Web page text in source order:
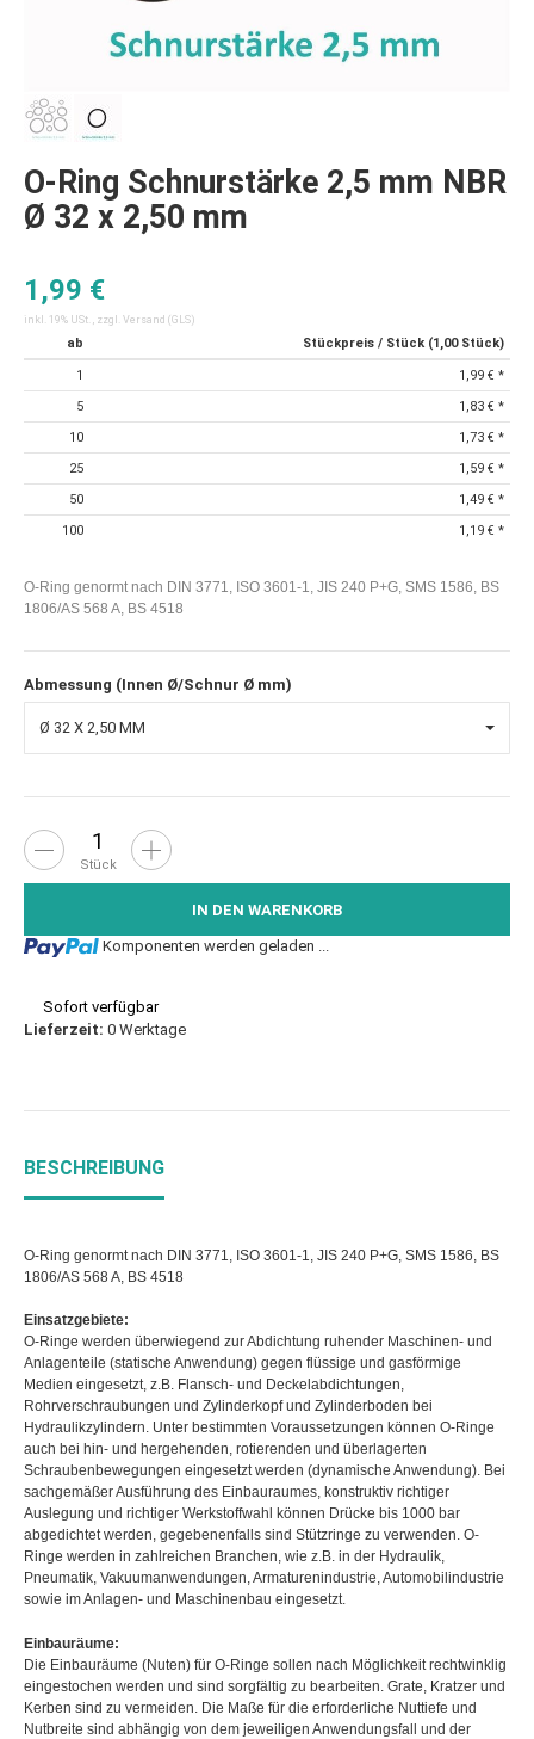
O-Ring Schnurstärke 2,5 mm NBR
Ø 32 x 2,50 mm
1,99 €
inkl. 19% USt. , zzgl. Versand (GLS)
ab Stückpreis / Stück (1,00 Stück)
1 1,99 € *
5
1,83 € *
10
1,73 € *
25
1,59 € *
50
1,49 € *
100
1,19 € *
O-Ring genormt nach DIN 3771, ISO 3601-1, JIS 240 P+G, SMS 1586, BS
1806/AS 568 A, BS 4518
Abmessung (Innen Ø/Schnur Ø mm)
Ø 32 X 2,50 MM
Stück
IN DEN WARENKORB
Loading...
Komponenten werden geladen ...
Sofort verfügbar
Lieferzeit: 0 Werktage
BESCHREIBUNG
O-Ring genormt nach DIN 3771, ISO 3601-1, JIS 240 P+G, SMS 1586, BS
1806/AS 568 A, BS 4518
Einsatzgebiete:
O-Ringe werden überwiegend zur Abdichtung ruhender Maschinen- und
Anlagenteile (statische Anwendung) gegen flüssige und gasförmige
Medien eingesetzt, z.B. Flansch- und Deckelabdichtungen,
Rohrverschraubungen und Zylinderkopf und Zylinderboden bei
Hydraulikzylindern. Unter bestimmten Voraussetzungen können O-Ringe
auch bei hin- und hergehenden, rotierenden und überlagerten
Schraubenbewegungen eingesetzt werden (dynamische Anwendung). Bei
sachgemäßer Ausführung des Einbauraumes, konstruktiv richtiger
Auslegung und richtiger Werkstoffwahl können Drücke bis 1000 bar
abgedichtet werden, gegebenenfalls sind Stützringe zu verwenden. O-
Ringe werden in zahlreichen Branchen, wie z.B. in der Hydraulik,
Pneumatik, Vakuumanwendungen, Armaturenindustrie, Automobilindustrie
sowie im Anlagen- und Maschinenbau eingesetzt.
Einbauräume:
Die Einbauräume (Nuten) für O-Ringe sollen nach Möglichkeit rechtwinklig
eingestochen werden und sind sorgfältig zu bearbeiten. Grate, Kratzer und
Kerben sind zu vermeiden. Die Maße für die erforderliche Nuttiefe und
Nutbreite sind abhängig von dem jeweiligen Anwendungsfall und der